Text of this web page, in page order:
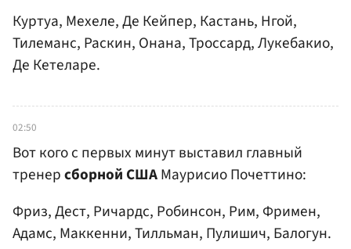
Куртуа, Мехеле, Де Кейпер, Кастань, Нгой,
Тилеманс, Раскин, Онана, Троссард, Лукебакио,
Де Кетеларе.
02:50
Вот кого с первых минут выставил главный
тренерсборной СШАМаурисио Почеттино:
Фриз, Дест, Ричардс, Робинсон, Рим, Фримен,
Адамс, Маккенни, Тилльман, Пулишич, Балогун.